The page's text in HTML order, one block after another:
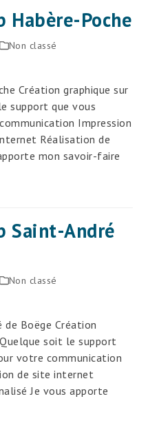
Habère-Poche
Non classé
Création graphique sur
support que vous
Impression
Réalisation de
mon savoir-faire
Saint-André
Non classé
de Boëge Création
soit le support
votre communication
de site internet
Je vous apporte